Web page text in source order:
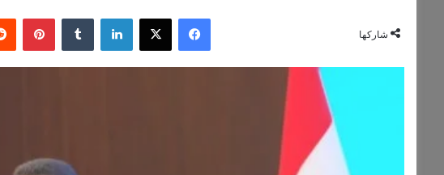
شاركها
فيسبوك ‫X لينكدإن ‏Tumblr بينتيريست